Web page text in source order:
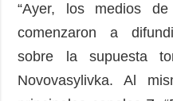
“Ayer, los medios de
comenzaron a
sobre la supuesta
Novovasylivka. Al